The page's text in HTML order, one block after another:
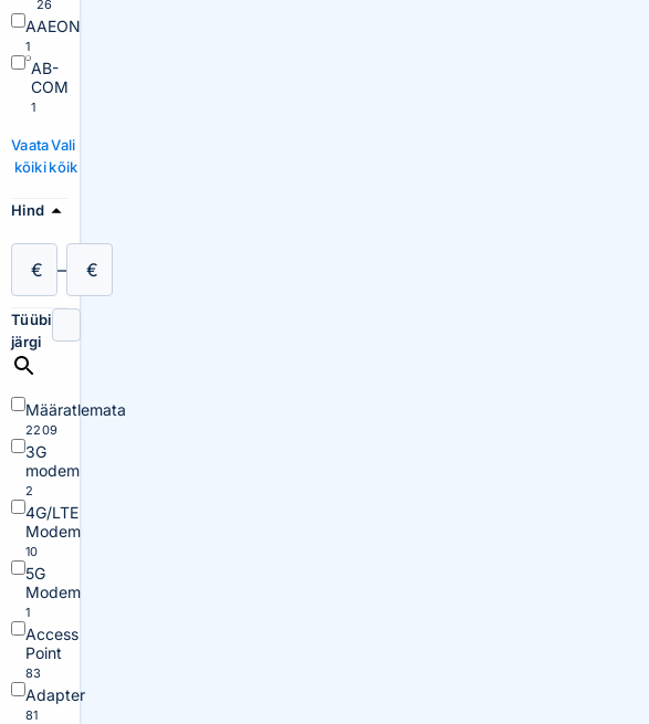
26
AAEON
1
AB-
COM
1
Vaata
kõiki
Vali
kõik
Hind
€ – €
Tüübi
järgi
Määratlemata
2209
3G
modem
2
4G/LTE
Modem
10
5G
Modem
1
Access
Point
83
Adapter
81